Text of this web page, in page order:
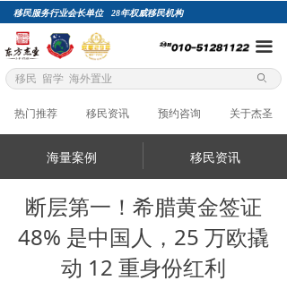
移民服务行业会长单位 28年权威移民机构
끀
网站首页
项目自选
精英团队
成功案例
总裁专栏
移民评估
ꄙ
热门推荐 移民资讯 预约咨询 关于杰圣
断层第一！希腊黄金签证
48% 是中国人，25 万欧撬
动 12 重身份红利
海量案例 移民资讯